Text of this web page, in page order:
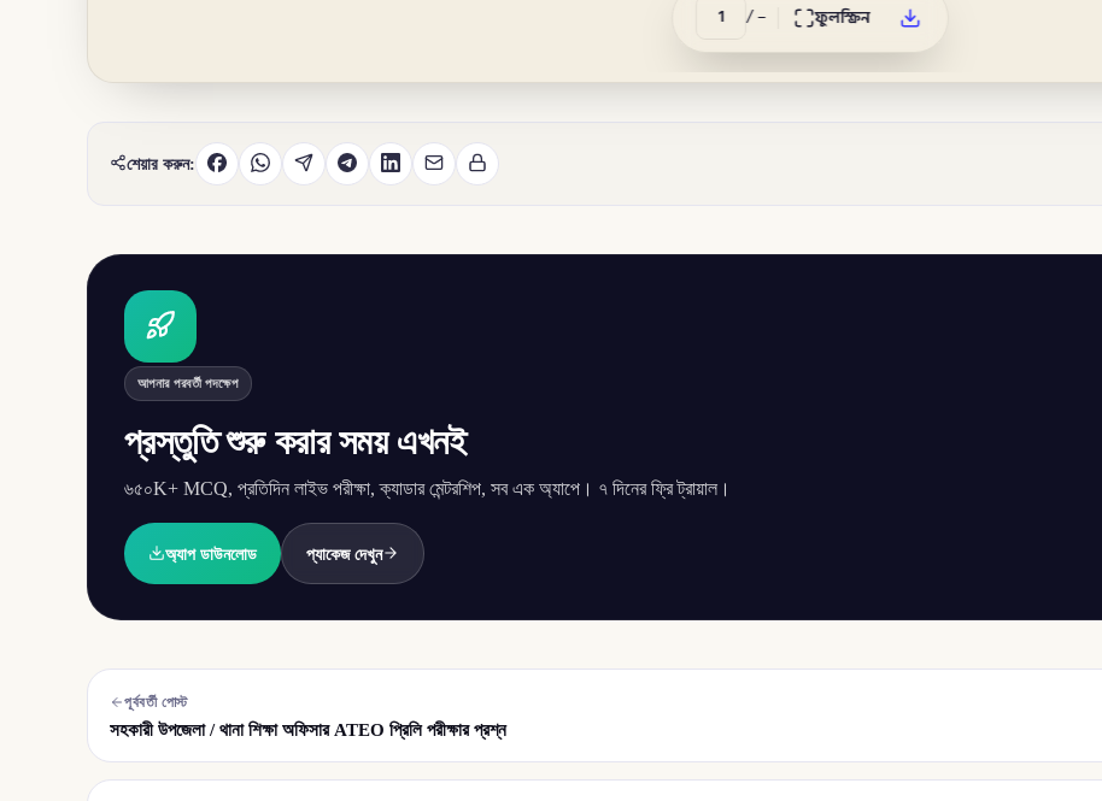
/– ফুলস্ক্রিন
শেয়ার করুন:
আপনার পরবর্তী পদক্ষেপ
প্রস্তুতি শুরু করার সময় এখনই
৬৫০K+ MCQ, প্রতিদিন লাইভ পরীক্ষা, ক্যাডার মেন্টরশিপ, সব এক অ্যাপে। ৭ দিনের ফ্রি ট্রায়াল।
অ্যাপ ডাউনলোড প্যাকেজ দেখুন
পূর্ববর্তী পোস্ট
সহকারী উপজেলা / থানা শিক্ষা অফিসার ATEO প্রিলি পরীক্ষার প্রশ্ন